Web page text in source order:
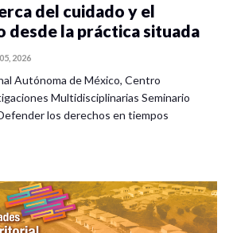
del cuidado y el
desde la práctica situada
2026
Autónoma de México, Centro
Multidisciplinarias Seminario
los derechos en tiempos